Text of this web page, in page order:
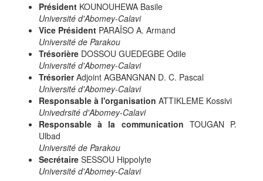
Président KOUNOUHEWA Basile
Université d'Abomey-Calavi
Vice Président PARAÏSO A. Armand
Université de Parakou
Trésorière DOSSOU GUEDEGBE Odile
Université d'Abomey-Calavi
TrésorierAdjoint AGBANGNAN D. C. Pascal
Université d'Abomey-Calavi
Responsable à l'organisation ATTIKLEME Kossivi
Univedrsité d'Abomey-Calavi
Responsable à la communication TOUGAN P.
Ulbad
Université de Parakou
Secrétaire SESSOU Hippolyte
Université d'Abomey-Calavi